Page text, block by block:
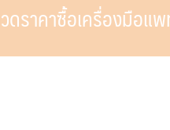
ดราคาซื้อเครื่องมือ